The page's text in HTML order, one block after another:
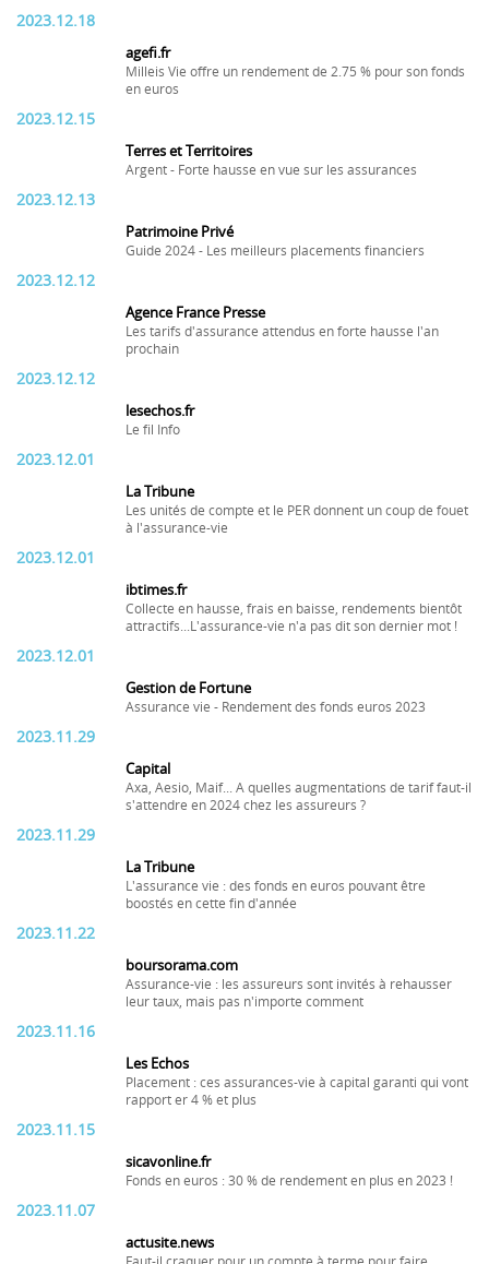
2023.12.18
agefi.fr
Milleis Vie offre un rendement de 2.75 % pour son fonds
en euros
2023.12.15
Terres et Territoires
Argent - Forte hausse en vue sur les assurances
2023.12.13
Patrimoine Privé
Guide 2024 - Les meilleurs placements financiers
2023.12.12
Agence France Presse
Les tarifs d'assurance attendus en forte hausse l'an
prochain
2023.12.12
lesechos.fr
Le fil Info
2023.12.01
La Tribune
Les unités de compte et le PER donnent un coup de fouet
à l'assurance-vie
2023.12.01
ibtimes.fr
Collecte en hausse, frais en baisse, rendements bientôt
attractifs...L'assurance-vie n'a pas dit son dernier mot !
2023.12.01
Gestion de Fortune
Assurance vie - Rendement des fonds euros 2023
2023.11.29
Capital
Axa, Aesio, Maif... A quelles augmentations de tarif faut-il
s'attendre en 2024 chez les assureurs ?
2023.11.29
La Tribune
L'assurance vie : des fonds en euros pouvant être
boostés en cette fin d'année
2023.11.22
boursorama.com
Assurance-vie : les assureurs sont invités à rehausser
leur taux, mais pas n'importe comment
2023.11.16
Les Echos
Placement : ces assurances-vie à capital garanti qui vont
rapport er 4 % et plus
2023.11.15
sicavonline.fr
Fonds en euros : 30 % de rendement en plus en 2023 !
2023.11.07
actusite.news